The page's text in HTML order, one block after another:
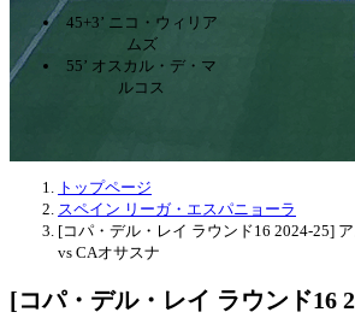
45+3’ ニコ・ウィリア
ムズ
55’ オスカル・デ・マ
ルコス
トップページ
スペイン リーガ・エスパニョーラ
[コパ・デル・レイ ラウンド16 2024-25]
vs CAオサスナ
[コパ・デル・レイ ラウンド16